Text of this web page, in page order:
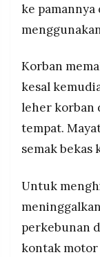
ke pamannya
Korban
kesal
leher korban
tempat.
semak bekas
Untuk
perkebunan
kontak motor